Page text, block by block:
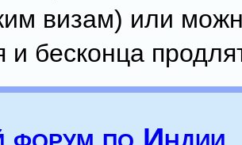
визам) или
и бесконца